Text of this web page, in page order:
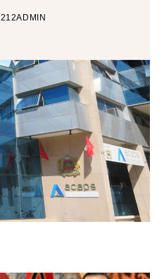
212ADMIN